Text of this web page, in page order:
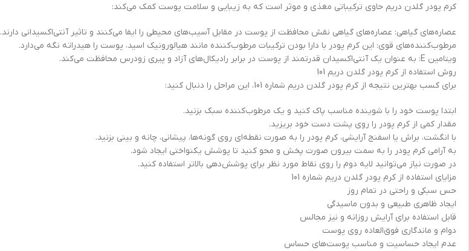
کرم پودر گلدن دریم حاوی ترکیباتی مغذی و موثر است که به زیبایی و سلامت پوست کمک می‌کند:
عصاره‌های گیاهی: عصاره‌های گیاهی نقش محافظت از پوست در مقابل آسیب‌های محیطی را ایفا می‌کنند و تاثیر آنتی‌اکسیدانی دارند.
مرطوب‌کننده‌های قوی: این کرم پودر با دارا بودن ترکیبات مرطوب‌کننده مانند هیالورونیک اسید، پوست را هیدراته نگه می‌دارد.
ویتامین E: به عنوان یک آنتی‌اکسیدان قدرتمند از پوست در برابر رادیکال‌های آزاد و پیری زودرس محافظت می‌کند.
روش استفاده از کرم پودر گلدن دریم 101
برای کسب بهترین نتیجه از کرم پودر گلدن دریم شماره 101، این مراحل را دنبال کنید:
ابتدا پوست خود را با شوینده مناسب پاک کنید و یک مرطوب‌کننده سبک بزنید.
مقدار کمی از کرم پودر را روی پشت دست خود بریزید.
با انگشت، براش یا اسفنج آرایشی، کرم پودر را به صورت نقطه‌ای روی گونه‌ها، پیشانی، چانه و بینی بزنید.
به آرامی کرم پودر را به سمت بیرون صورت پخش و محو کنید تا پوشش یکنواختی ایجاد شود.
در صورت نیاز می‌توانید لایه دوم را روی نقاط مورد نظر برای پوشش‌دهی بالاتر استفاده کنید.
مزایای استفاده از کرم پودر گلدن دریم شماره 101
حس سبکی و راحتی در تمام روز
ایجاد ظاهری طبیعی و بدون ماسیدگی
قابل استفاده برای آرایش روزانه و نیز مجالس
دوام و ماندگاری فوق‌العاده روی پوست
عدم ایجاد حساسیت و مناسب پوست‌های حساس